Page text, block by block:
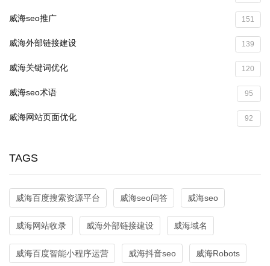
威海seo推广 151
威海外部链接建设 139
威海关键词优化 120
威海seo术语 95
威海网站页面优化 92
TAGS
威海百度搜索资源平台 威海seo问答 威海seo
威海网站收录 威海外部链接建设 威海域名
威海百度智能小程序运营 威海抖音seo 威海Robots